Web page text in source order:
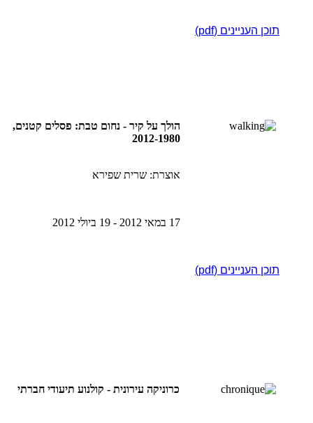
תוכן העניינים (pdf)
הולך על קיר - נחום טבת: פסלים קטנים,
2012-1980
אוצרת: שרית שפירא
17 במאי 2012 - 19 ביולי 2012
תוכן העניינים (pdf)
כרוניקה עירונית - קולנוע תיעודי חברתי